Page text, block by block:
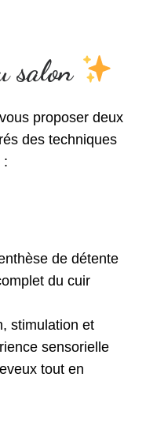
salon
proposer deux
des techniques
:
de détente
du cuir
stimulation et
sensorielle
tout en